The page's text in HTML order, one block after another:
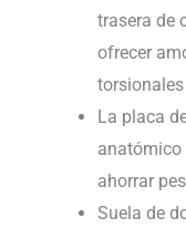
trasera de
ofrecer
La placa
anatómico
ahorrar
Suela de